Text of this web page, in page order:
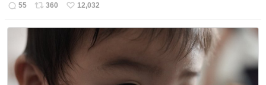
返
55
リ
360
い
12,032